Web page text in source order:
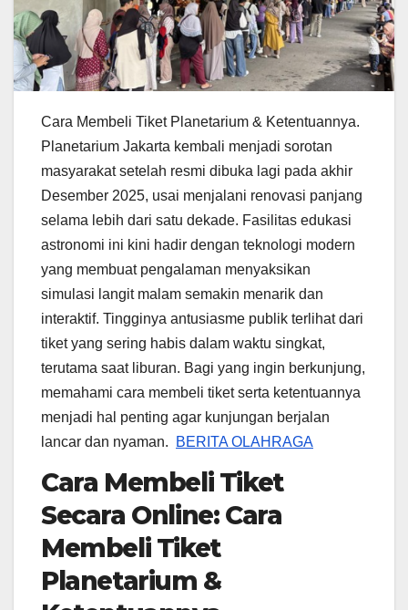
Cara Membeli Tiket Planetarium & Ketentuannya.
Planetarium Jakarta kembali menjadi sorotan
masyarakat setelah resmi dibuka lagi pada akhir
Desember 2025, usai menjalani renovasi panjang
selama lebih dari satu dekade. Fasilitas edukasi
astronomi ini kini hadir dengan teknologi modern
yang membuat pengalaman menyaksikan
simulasi langit malam semakin menarik dan
interaktif. Tingginya antusiasme publik terlihat dari
tiket yang sering habis dalam waktu singkat,
terutama saat liburan. Bagi yang ingin berkunjung,
memahami cara membeli tiket serta ketentuannya
menjadi hal penting agar kunjungan berjalan
lancar dan nyaman.
BERITA OLAHRAGA
Cara Membeli Tiket
Secara Online: Cara
Membeli Tiket
Planetarium &